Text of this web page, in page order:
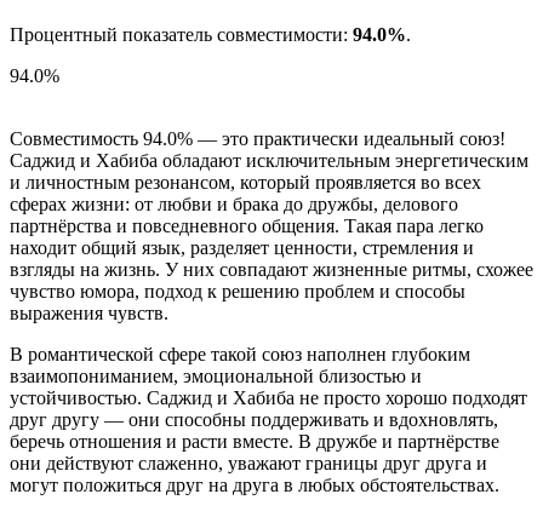
Процентный показатель совместимости: 94.0%.
94.0%
Совместимость 94.0% — это практически идеальный союз!
Саджид и Хабиба обладают исключительным энергетическим
и личностным резонансом, который проявляется во всех
сферах жизни: от любви и брака до дружбы, делового
партнёрства и повседневного общения. Такая пара легко
находит общий язык, разделяет ценности, стремления и
взгляды на жизнь. У них совпадают жизненные ритмы, схожее
чувство юмора, подход к решению проблем и способы
выражения чувств.
В романтической сфере такой союз наполнен глубоким
взаимопониманием, эмоциональной близостью и
устойчивостью. Саджид и Хабиба не просто хорошо подходят
друг другу — они способны поддерживать и вдохновлять,
беречь отношения и расти вместе. В дружбе и партнёрстве
они действуют слаженно, уважают границы друг друга и
могут положиться друг на друга в любых обстоятельствах.